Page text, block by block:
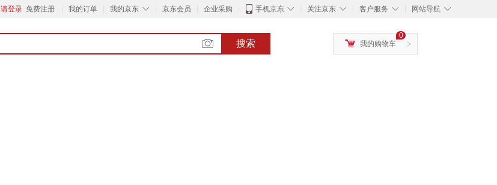
请登录 免费注册 我的订单 ◇
我的京东 京东会员 企业采购 ◇
手机京东 ◇
关注京东 ◇
客户服务 ◇
网站导航
搜索 >
0
我的购物车